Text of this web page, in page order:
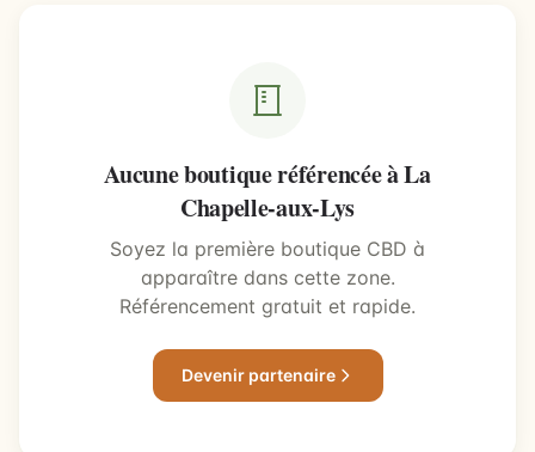
Aucune boutique référencée à La
Chapelle-aux-Lys
Soyez la première boutique CBD à
apparaître dans cette zone.
Référencement gratuit et rapide.
Devenir partenaire